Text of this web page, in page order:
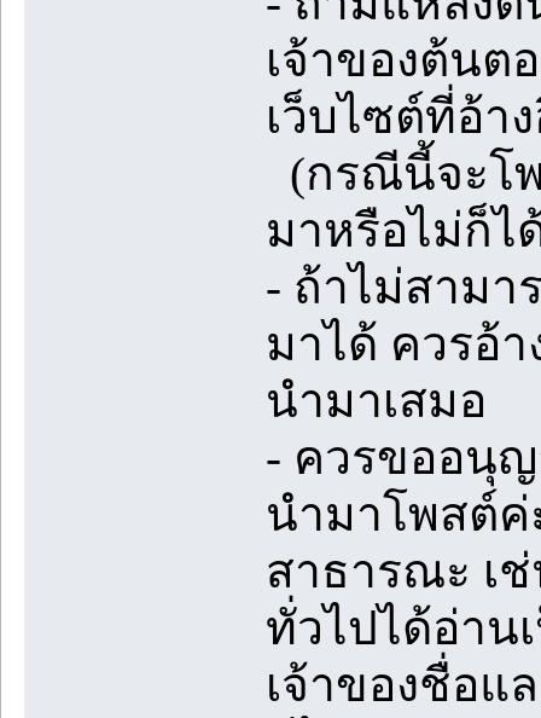
เจ้าของต้น
เว็บไซต์ที่อ้า
(กรณีนี้จะโ
มาหรือไม่ก็ไ
- ถ้าไม่สามา
มาได้ ควรอ้
นำมาเสมอ
- ควรขออนุญ
นำมาโพสต์ค่
สาธารณะ เ
ทั่วไปได้อ่าน
เจ้าของชื่อแ